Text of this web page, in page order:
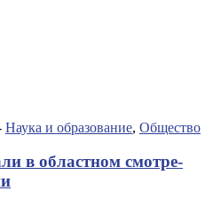
Наука и образование, Общество
в областном смотре-